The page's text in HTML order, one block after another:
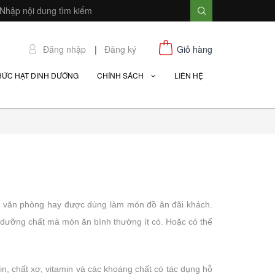
Đăng nhập | Đăng ký Giỏ hàng
HẠT DINH DƯỠNG CHÍNH SÁCH LIÊN HỆ
phòng hay được dùng làm món đồ ăn đãi khách.
chất mà món ăn bình thường ít có. Hoặc có thể
chất xơ, vitamin và các khoáng chất có tác dụng hỗ